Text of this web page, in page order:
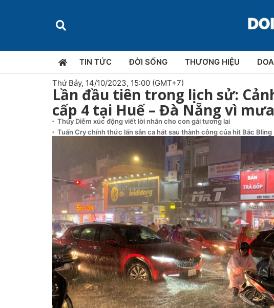
TIN TỨC ĐỜI SỐNG THƯƠNG HIỆU
Thứ Bảy, 14/10/2023, 15:00 (GMT+7)
Lần đầu tiên trong lịch sử:
cấp 4 tại Huế – Đà Nẵng vì
Thúy Diễm xúc động viết lời nhắn cho con gái tương lai
Tuấn Cry chính thức lấn sân ca hát sau thành công của hit Bắc Bling